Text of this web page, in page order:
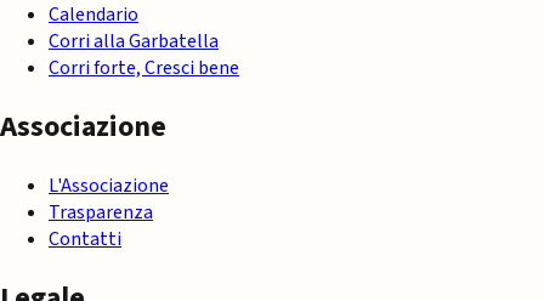
Calendario
Corri alla Garbatella
Corri forte, Cresci bene
Associazione
L'Associazione
Trasparenza
Contatti